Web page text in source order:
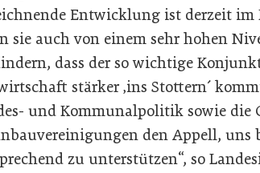
Entwicklung ist derzeit im
sie auch von einem sehr hohen
dass der so wichtige
stärker ‚ins Stottern´
und Kommunalpolitik sowie die
den Appell, uns
zu unterstützen“, so